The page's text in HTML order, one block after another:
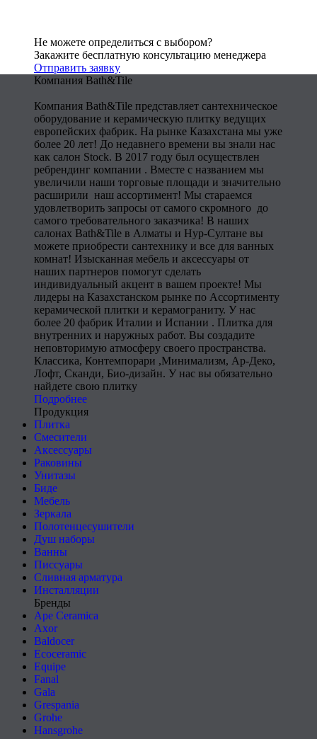
Не можете определиться с выбором?
Закажите бесплатную консультацию менеджера
Отправить заявку
Компания Bath&Tile
Компания Bath&Tile представляет сантехническое
оборудование и керамическую плитку ведущих
европейских фабрик. На рынке Казахстана мы уже
более 20 лет! До недавнего времени вы знали нас
как салон Stock. В 2017 году был осуществлен
ребрендинг компании . Вместе с названием мы
увеличили наши торговые площади и значительно
расширили наш ассортимент! Мы стараемся
удовлетворить запросы от самого скромного до
самого требовательного заказчика! В наших
салонах Bath&Tile в Алматы и Нур-Султане вы
можете приобрести сантехнику и все для ванных
комнат! Изысканная мебель и аксессуары от
наших партнеров помогут сделать
индивидуальный акцент в вашем проекте! Мы
лидеры на Казахстанском рынке по Ассортименту
керамической плитки и керамограниту. У нас
более 20 фабрик Италии и Испании . Плитка для
внутренних и наружных работ. Вы создадите
неповторимую атмосферу своего пространства.
Классика, Контемпорари ,Минимализм, Ар-Деко,
Лофт, Сканди, Био-дизайн. У нас вы обязательно
найдете свою плитку
Подробнее
Продукция
Плитка
Смесители
Аксессуары
Раковины
Унитазы
Биде
Мебель
Зеркала
Полотенцесушители
Душ наборы
Ванны
Писсуары
Сливная арматура
Инсталляции
Бренды
Ape Ceramica
Axor
Baldocer
Ecoceramic
Equipe
Fanal
Gala
Grespania
Grohe
Hansgrohe